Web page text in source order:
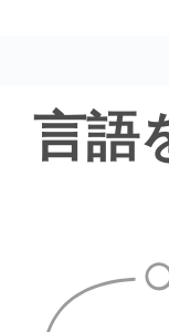
言語